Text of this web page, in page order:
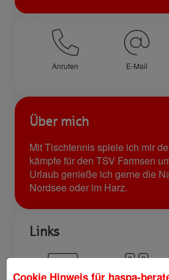
Anrufen E-Mail
Über mich
Mit Tischtennis spiele ich mir
kämpfe für den TSV Farmsen
Urlaub genieße ich gerne die
Nordsee oder im Harz.
Links
Cookie Hinweis für haspa-